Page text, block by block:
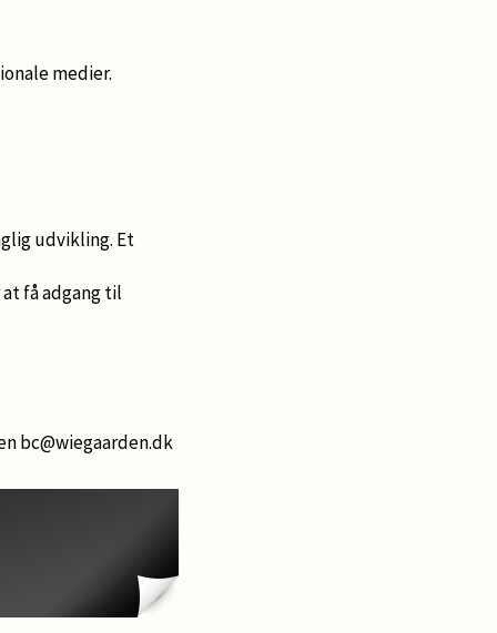
medier.
udvikling. Et
få adgang til
bc@wiegaarden.dk